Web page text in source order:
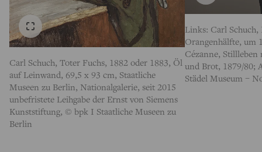
Carl Schuch, Toter Fuchs, 1882 oder 1883, Öl
auf Leinwand, 69,5 x 93 cm, Staatliche
Museen zu Berlin, Nationalgalerie, seit 2015
unbefristete Leihgabe der Ernst von Siemens
Kunststiftung, © bpk I Staatliche Museen zu
Berlin
Links: Carl
Orangenhälfte, um
Cézanne,
und Brot, 1879/80;
Städel Museum –